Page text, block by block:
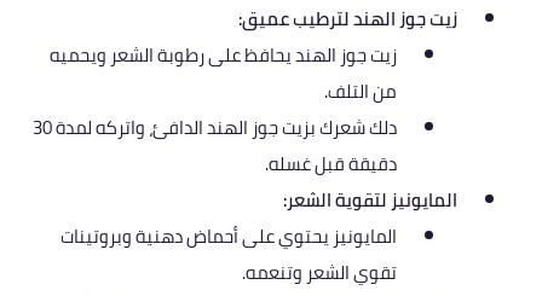
زيت جوز الهند لترطيب عميق:
زيت جوز الهند يحافظ على رطوبة الشعر ويحميه
من التلف.
دلك شعرك بزيت جوز الهند الدافئ، واتركه لمدة 30
دقيقة قبل غسله.
المايونيز لتقوية الشعر:
المايونيز يحتوي على أحماض دهنية وبروتينات
تقوي الشعر وتنعمه.